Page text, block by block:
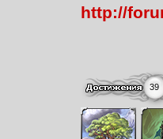
http://
39